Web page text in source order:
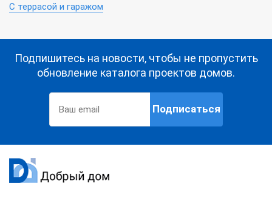
С террасой и гаражом
Подпишитесь на новости, чтобы не пропустить
обновление каталога проектов домов.
Подписаться